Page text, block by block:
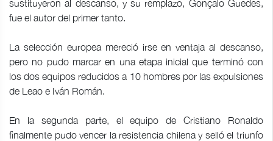
sustituyeron al descanso, y su remplazo, Gonçalo Guedes,
fue el autor del primer tanto.
La selección europea mereció irse en ventaja al descanso,
pero no pudo marcar en una etapa inicial que terminó con
los dos equipos reducidos a 10 hombres por las ‌expulsiones
de Leao e Iván Román.
En la segunda parte, el equipo de Cristiano Ronaldo
finalmente pudo vencer la resistencia chilena y selló el triunfo